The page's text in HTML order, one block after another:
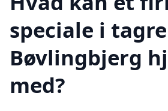
speciale i
Bøvlingbjerg
med?